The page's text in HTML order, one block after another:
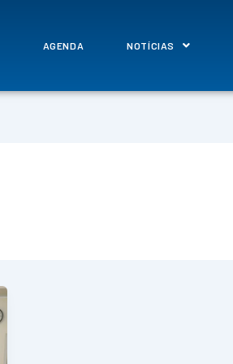
AGENDA NOTÍCIAS